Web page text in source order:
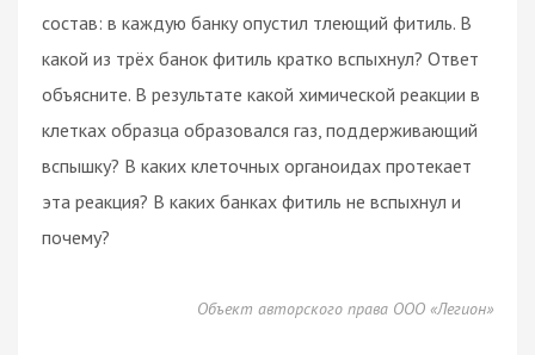
состав: в каждую банку опустил тлеющий фитиль. В
какой из трёх банок фитиль кратко вспыхнул? Ответ
объясните. В результате какой химической реакции в
клетках образца образовался газ, поддерживающий
вспышку? В каких клеточных органоидах протекает
эта реакция? В каких банках фитиль не вспыхнул и
почему?
Объект авторского права ООО «Легион»